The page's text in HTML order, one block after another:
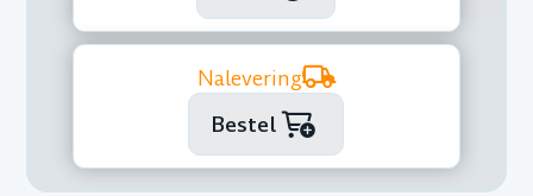
Nalevering
Bestel